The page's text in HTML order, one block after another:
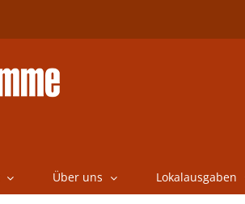
Über uns Lokalausgaben